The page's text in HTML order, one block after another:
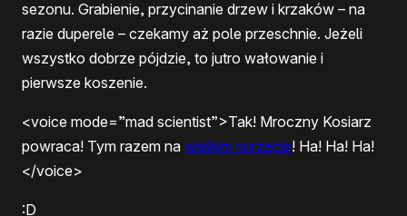
sezonu. Grabienie, przycinanie drzew i krzaków – na
razie duperele – czekamy aż pole przeschnie. Jeżeli
wszystko dobrze pójdzie, to jutro wałowanie i
pierwsze koszenie.
<voice mode=”mad scientist”>Tak! Mroczny Kosiarz
powraca! Tym razem na wielkim sprzęcie! Ha! Ha! Ha!
</voice>
:D